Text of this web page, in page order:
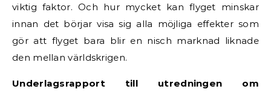
viktig faktor. Och hur mycket kan flyget minskar
innan det börjar visa sig alla möjliga effekter som
gör att flyget bara blir en nisch marknad liknade
den mellan världskrigen.
Underlagsrapport till utredningen om